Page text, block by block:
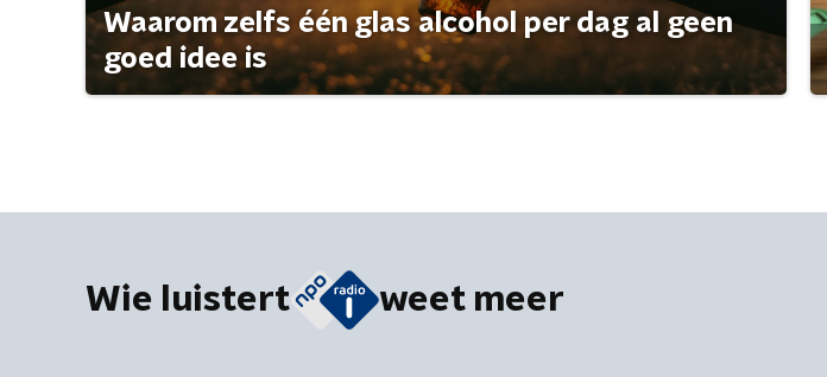
Waarom zelfs één glas alcohol per dag al geen
goed idee is
Wie luistert weet meer